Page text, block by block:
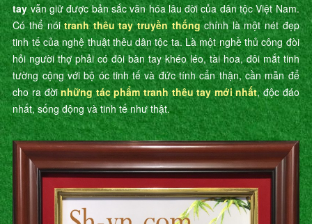
tayvẫn giữ được bản sắc văn hóa lâu đời của dân tộc Việt Nam.
Có thể nóitranh thêu tay truyền thốngchính là một nét đẹp
tinh tế của nghệ thuật thêu dân tộc ta. Là một nghề thủ công đòi
hỏi người thợ phải có đôi bàn tay khéo léo, tài hoa, đôi mắt tinh
tường cộng với bộ óc tinh tế và đức tính cẩn thận, cần mẫn để
cho ra đờinhững tác phẩm tranh thêu tay mới nhất, độc đáo
nhất, sống động và tinh tế như thật.